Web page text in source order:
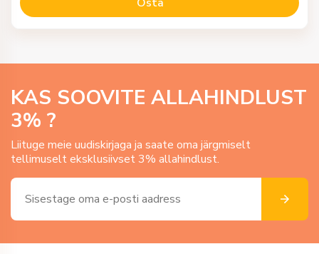
KAS SOOVITE ALLAHINDLUST
3% ?
Liituge meie uudiskirjaga ja saate oma järgmiselt
tellimuselt eksklusiivset 3% allahindlust.